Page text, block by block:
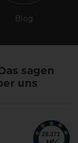
Blog
sagen
uns